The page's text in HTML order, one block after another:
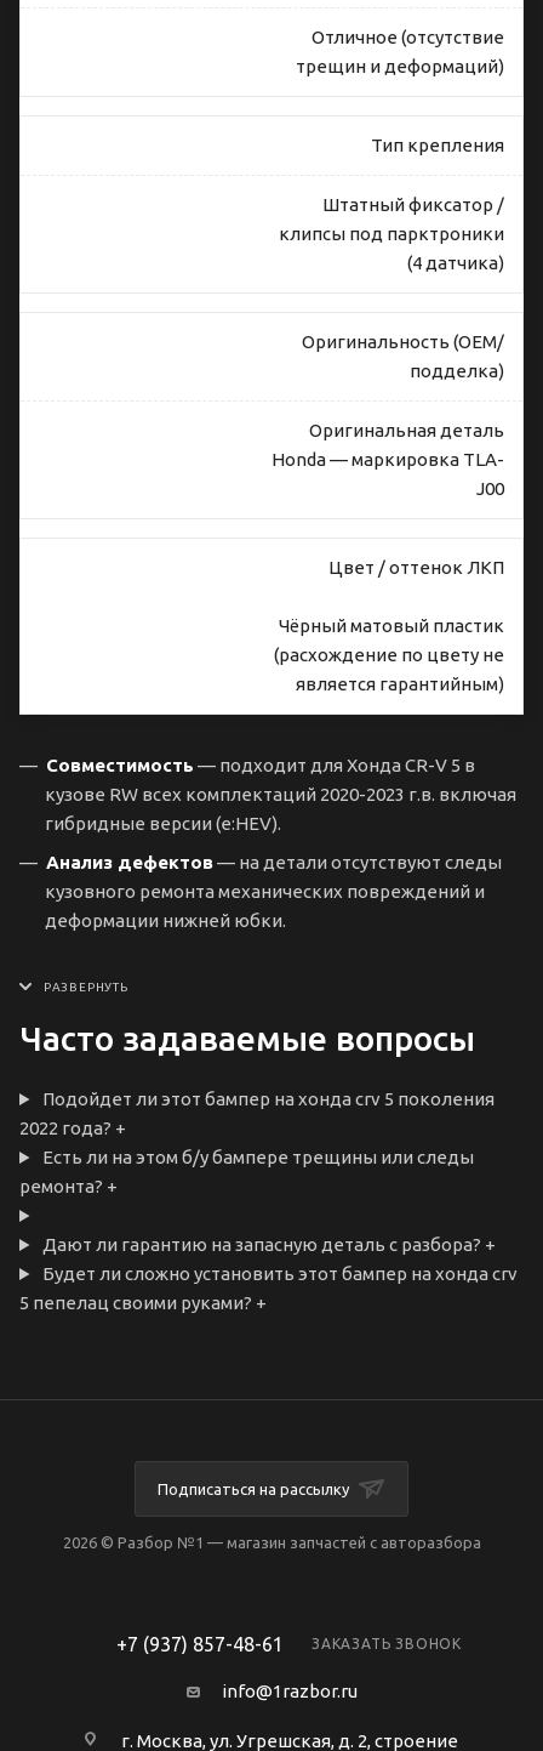
Отличное (отсутствие
трещин и деформаций)
Тип крепления
Штатный фиксатор /
клипсы под парктроники
(4 датчика)
Оригинальность (OEM/
подделка)
Оригинальная деталь
Honda — маркировка TLA-
J00
Цвет / оттенок ЛКП
Чёрный матовый пластик
(расхождение по цвету не
является гарантийным)
Совместимость — подходит для Хонда CR-V 5 в
кузове RW всех комплектаций 2020-2023 г.в. включая
гибридные версии (e:HEV).
Анализ дефектов— на детали отсутствуют следы
кузовного ремонта механических повреждений и
деформации нижней юбки.
Часто задаваемые вопросы
Подойдет ли этот бампер на хонда crv 5 поколения
2022 года? +
Есть ли на этом б/у бампере трещины или следы
ремонта? +
Дают ли гарантию на запасную деталь с разбора? +
Будет ли сложно установить этот бампер на хонда crv
5 пепелац своими руками? +
Подписаться на рассылку
2026 © Разбор №1 — магазин запчастей с авторазбора
+7 (937) 857-48-61 ЗАКАЗАТЬ ЗВОНОК
info@1razbor.ru
г. Москва, ул. Угрешская, д. 2, строение